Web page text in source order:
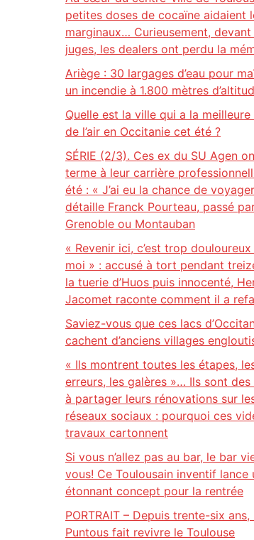
petites doses de cocaïne aidaient
marginaux… Curieusement, devant
juges, les dealers ont perdu la
Ariège : 30 largages d’eau pour
un incendie à 1.800 mètres
Quelle est la ville qui a la
de l’air en Occitanie cet été ?
SÉRIE (2/3). Ces ex du SU Agen
terme à leur carrière
été : « J’ai eu la chance de
détaille Franck Pourteau, passé
Grenoble ou Montauban
« Revenir ici, c’est trop
moi » : accusé à tort pendant
la tuerie d’Huos puis innocenté,
Jacomet raconte comment il a
Saviez-vous que ces lacs
cachent d’anciens villages
« Ils montrent toutes les étapes,
erreurs, les galères »… Ils sont des
à partager leurs rénovations sur
réseaux sociaux : pourquoi ces
travaux cartonnent
Si vous n’allez pas au bar, le bar
vous! Ce Toulousain inventif lance
étonnant concept pour la rentrée
PORTRAIT – Depuis trente-six ans,
Puntous fait revivre le Toulouse